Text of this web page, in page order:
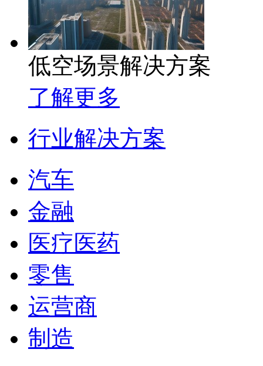
低空场景解决方案
了解更多
行业解决方案
汽车
金融
医疗医药
零售
运营商
制造